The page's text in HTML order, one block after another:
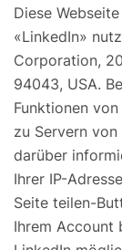
Diese
«LinkedIn»
Corporation,
94043, USA.
Funktionen
zu Servern
darüber
Ihrer IP-
Seite teilen-
Ihrem Account